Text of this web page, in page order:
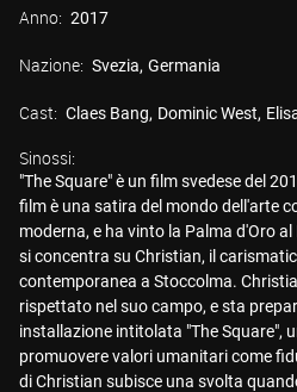
Anno: 2017
Nazione: Svezia Germania
Cast: Claes Bang Dominic West
Sinossi:
"The Square" è un film svedese del
film è una satira del mondo dell'arte
moderna, e ha vinto la Palma d'Oro
si concentra su Christian, il
contemporanea a Stoccolma.
rispettato nel suo campo, e sta
installazione intitolata "The Square",
promuovere valori umanitari come
di Christian subisce una svolta